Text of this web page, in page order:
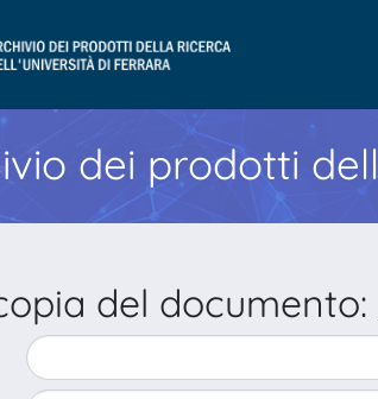
dei prodotti
del documento: